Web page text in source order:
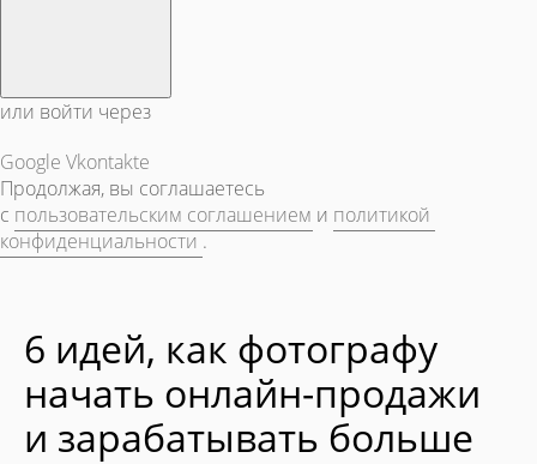
или войти через
Google Vkontakte
Продолжая, вы соглашаетесь
с пользовательским соглашением и политикой
конфиденциальности .
6 идей, как фотографу
начать онлайн-продажи
и зарабатывать больше